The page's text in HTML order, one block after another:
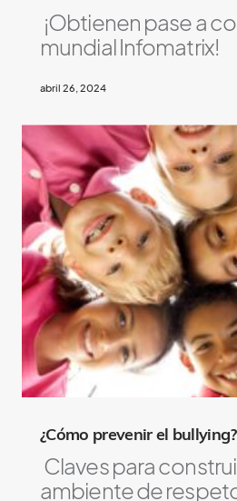
¡Obtienen pase a
mundial Infomatrix!
abril 26, 2024
¿Cómo prevenir el bullying?
Claves para
ambiente de